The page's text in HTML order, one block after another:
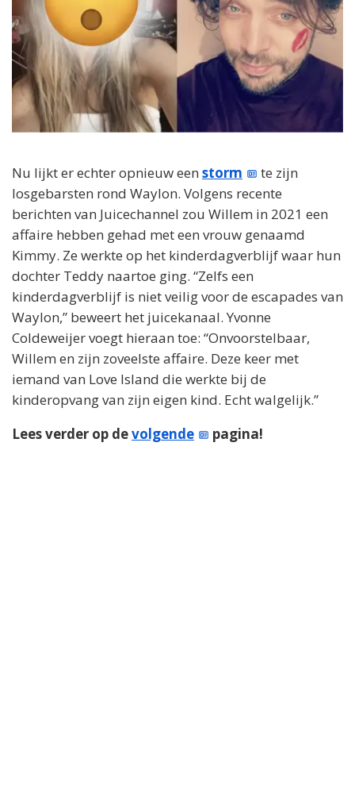
Nu lijkt er echter opnieuw een storm
te zijn
losgebarsten rond Waylon. Volgens recente
berichten van Juicechannel zou Willem in 2021 een
affaire hebben gehad met een vrouw genaamd
Kimmy. Ze werkte op het kinderdagverblijf waar hun
dochter Teddy naartoe ging. “Zelfs een
kinderdagverblijf is niet veilig voor de escapades van
Waylon,” beweert het juicekanaal. Yvonne
Coldeweijer voegt hieraan toe: “Onvoorstelbaar,
Willem en zijn zoveelste affaire. Deze keer met
iemand van Love Island die werkte bij de
kinderopvang van zijn eigen kind. Echt walgelijk.”
Lees verder op devolgende pagina!